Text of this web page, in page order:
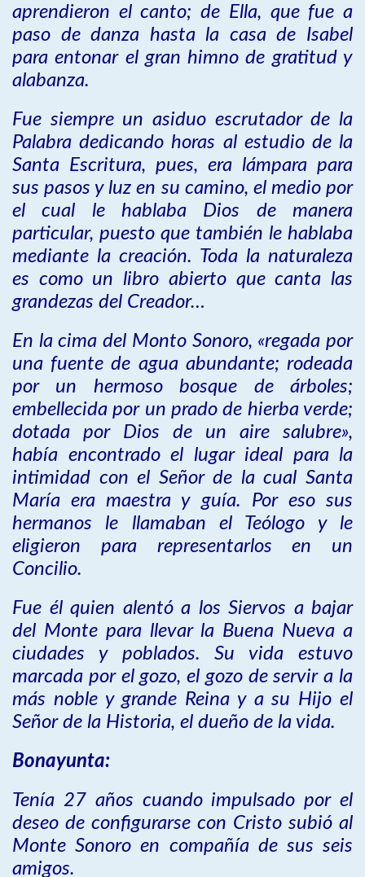
aprendieron el canto; de Ella, que fue a
paso de danza hasta la casa de Isabel
para entonar el gran himno de gratitud y
alabanza.
Fue siempre un asiduo escrutador de la
Palabra dedicando horas al estudio de la
Santa Escritura, pues, era lámpara para
sus pasos y luz en su camino, el medio por
el cual le hablaba Dios de manera
particular, puesto que también le hablaba
mediante la creación. Toda la naturaleza
es como un libro abierto que canta las
grandezas del Creador…
En la cima del Monto Sonoro, «regada por
una fuente de agua abundante; rodeada
por un hermoso bosque de árboles;
embellecida por un prado de hierba verde;
dotada por Dios de un aire salubre»,
había encontrado el lugar ideal para la
intimidad con el Señor de la cual Santa
María era maestra y guía. Por eso sus
hermanos le llamaban el Teólogo y le
eligieron para representarlos en un
Concilio.
Fue él quien alentó a los Siervos a bajar
del Monte para llevar la Buena Nueva a
ciudades y poblados. Su vida estuvo
marcada por el gozo, el gozo de servir a la
más noble y grande Reina y a su Hijo el
Señor de la Historia, el dueño de la vida.
Bonayunta:
Tenía 27 años cuando impulsado por el
deseo de configurarse con Cristo subió al
Monte Sonoro en compañía de sus seis
amigos.